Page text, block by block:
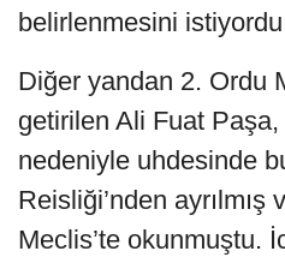
belirlenmesini
Diğer yandan 2. Ordu
getirilen Ali Fuat
nedeniyle uhdesinde
Reisliği’nden ayrılmış
Meclis’te okunmuştu.